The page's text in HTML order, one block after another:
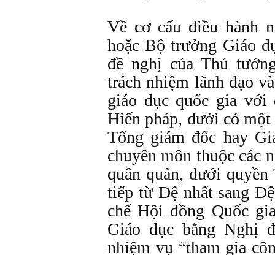
Về cơ cấu điều hành
hoặc Bộ trưởng Giáo
đề nghị của Thủ
trách nhiệm lãnh đạo
giáo dục quốc gia với
Hiến pháp, dưới có
Tổng giám đốc hay
chuyên môn thuộc các
quân quản, dưới
tiếp từ Đệ nhất sang
chế Hội đồng Quốc
Giáo dục bằng Nghị
nhiệm vụ “tham gia